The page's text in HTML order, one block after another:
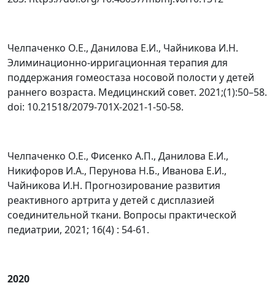
Челпаченко О.Е., Данилова Е.И., Чайникова И.Н.
Элиминационно-ирригационная терапия для
поддержания гомеостаза носовой полости у детей
раннего возраста. Медицинский совет. 2021;(1):50–58.
doi: 10.21518/2079-701X-2021-1-50-58.
Челпаченко О.Е., Фисенко А.П., Данилова Е.И.,
Никифоров И.А., Перунова Н.Б., Иванова Е.И.,
Чайникова И.Н. Прогнозирование развития
реактивного артрита у детей с дисплазией
соединительной ткани. Вопросы практической
педиатрии, 2021; 16(4) : 54-61.
2020